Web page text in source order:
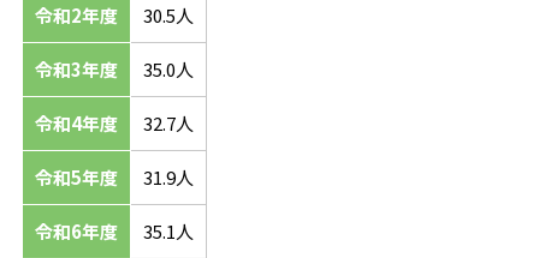
令和2年度 30.5人
令和3年度 35.0人
令和4年度 32.7人
令和5年度 31.9人
令和6年度 35.1人